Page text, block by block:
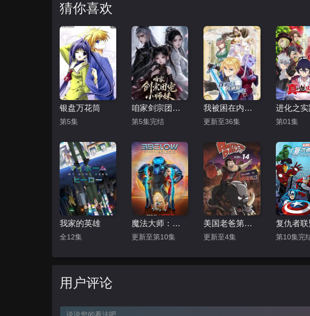
猜你喜欢
银盘万花筒
第5集
咱家剑宗团宠小师妹第二季
第5集完结
我被困在内测服一千年第一季
更新至36集 第01集
我家的英雄
全12集
魔法大师：世外桃源的传说第一季
更新至第10集
美国老爸第十四季
更新至4集 第10集完
用户评论